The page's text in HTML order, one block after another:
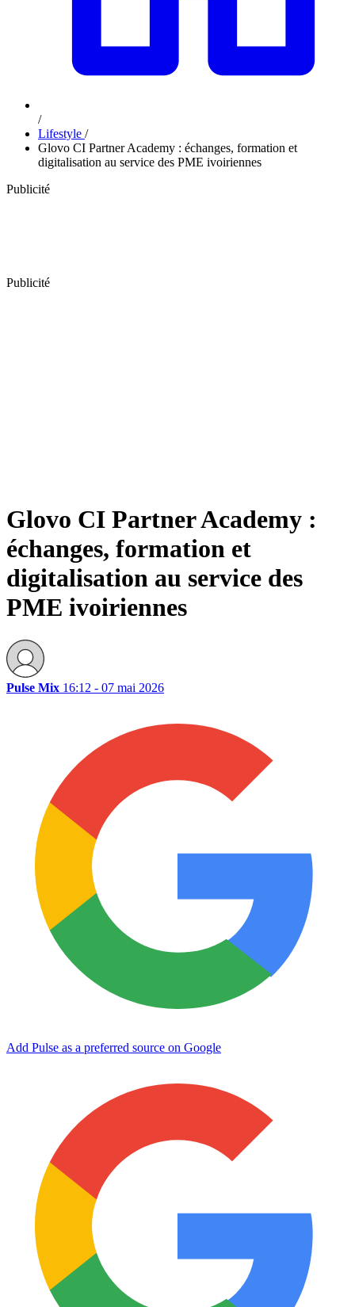
/
Lifestyle /
Glovo CI Partner Academy : échanges, formation et
digitalisation au service des PME ivoiriennes
Publicité
Publicité
Glovo CI Partner Academy :
échanges, formation et
digitalisation au service des
PME ivoiriennes
Pulse Mix 16:12 - 07 mai 2026
Add Pulse as a preferred source on Google